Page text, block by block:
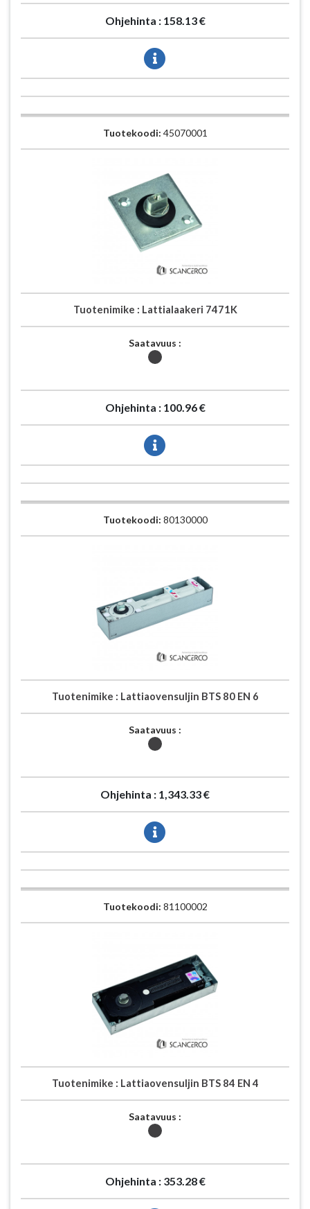
Ohjehinta : 158.13 €
Tuotekoodi: 45070001
Tuotenimike : Lattialaakeri 7471K
Saatavuus :
Ohjehinta : 100.96 €
Tuotekoodi: 80130000
Tuotenimike : Lattiaovensuljin BTS 80 EN 6
Saatavuus :
Ohjehinta : 1,343.33 €
Tuotekoodi: 81100002
Tuotenimike : Lattiaovensuljin BTS 84 EN 4
Saatavuus :
Ohjehinta : 353.28 €